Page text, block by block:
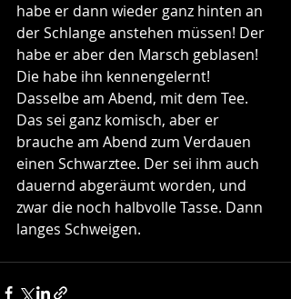
habe er dann wieder ganz hinten an
der Schlange anstehen müssen! Der
habe er aber den Marsch geblasen!
Die habe ihn kennengelernt!
Dasselbe am Abend, mit dem Tee.
Das sei ganz komisch, aber er
brauche am Abend zum Verdauen
einen Schwarztee. Der sei ihm auch
dauernd abgeräumt worden, und
zwar die noch halbvolle Tasse. Dann
langes Schweigen.